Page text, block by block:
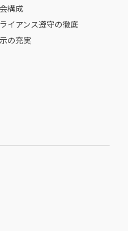
構成
イアンス遵守の徹底
の充実